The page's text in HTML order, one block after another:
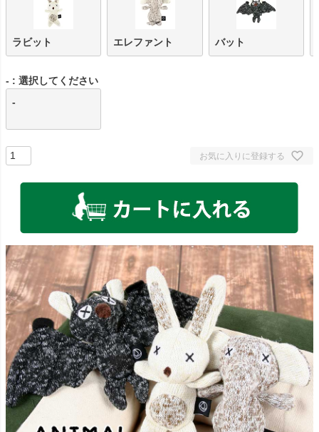
ラビット エレファント バット
-
選択してください
-
お気に入りに登録する